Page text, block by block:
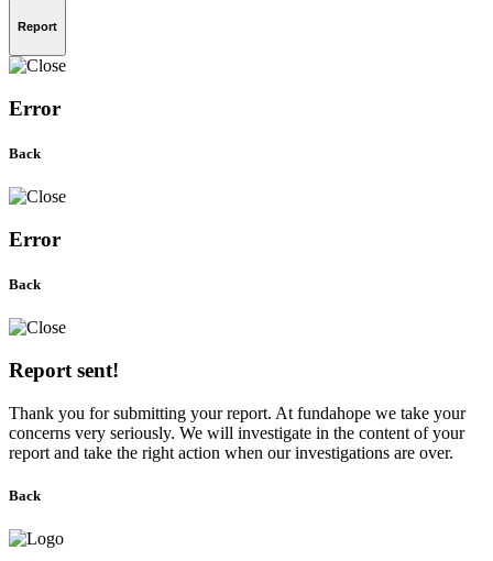
Report
Error
Back
Error
Back
Report sent!
Thank you for submitting your report. At fundahope we take your
concerns very seriously. We will investigate in the content of your
report and take the right action when our investigations are over.
Back